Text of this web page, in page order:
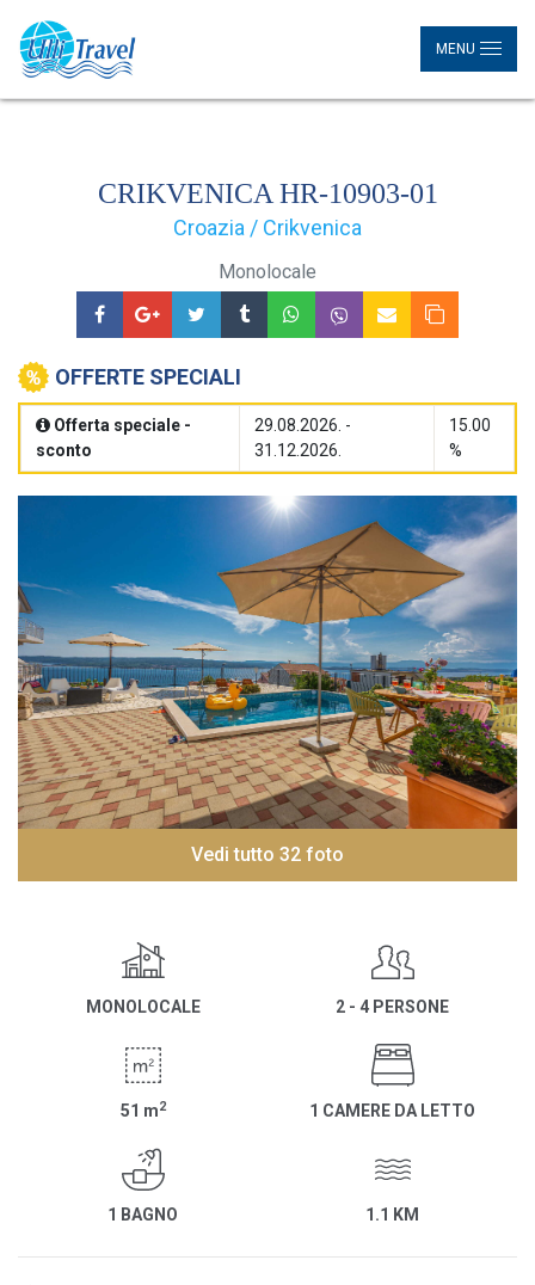
MENU
CRIKVENICA HR-10903-01
Croazia / Crikvenica
Monolocale
OFFERTE SPECIALI
Offerta speciale -
sconto
29.08.2026. -
31.12.2026.
15.00
%
Vedi tutto 32 foto
MONOLOCALE 2 - 4 PERSONE
51 m2 1 CAMERE DA LETTO
1 BAGNO 1.1 KM